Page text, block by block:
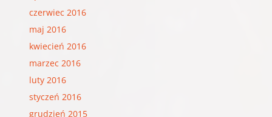
czerwiec 2016
maj 2016
kwiecień 2016
marzec 2016
luty 2016
styczeń 2016
grudzień 2015